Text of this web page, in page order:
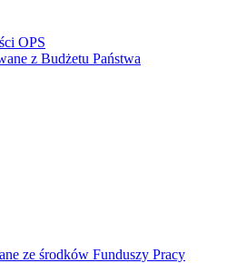
OPS
z Budżetu Państwa
ze środków Funduszy Pracy